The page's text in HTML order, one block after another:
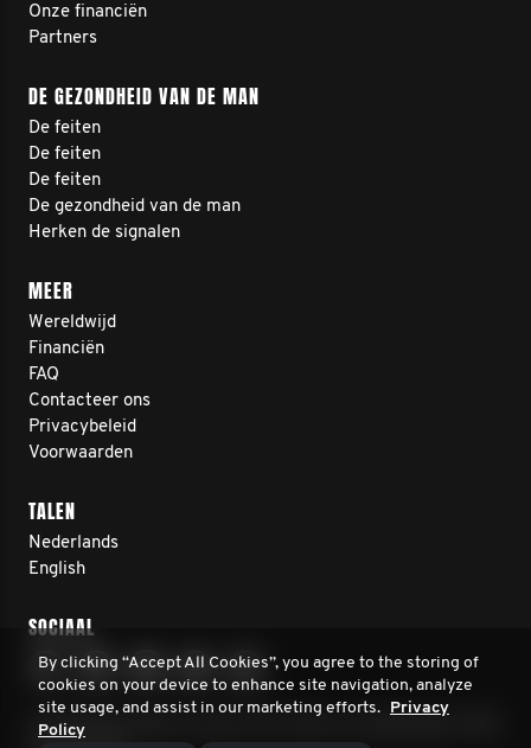
Onze financiën
Partners
DE GEZONDHEID VAN DE MAN
De feiten
De feiten
De feiten
De gezondheid van de man
Herken de signalen
MEER
Wereldwijd
Financiën
FAQ
Contacteer ons
Privacybeleid
Voorwaarden
TALEN
Nederlands
English
SOCIAAL
© 2026 Movember Europe. Alle rechten voorbehouden. RSIN
By clicking “Accept All Cookies”, you agree to the storing of
cookies on your device to enhance site navigation, analyze
site usage, and assist in our marketing efforts. Privacy
Policy